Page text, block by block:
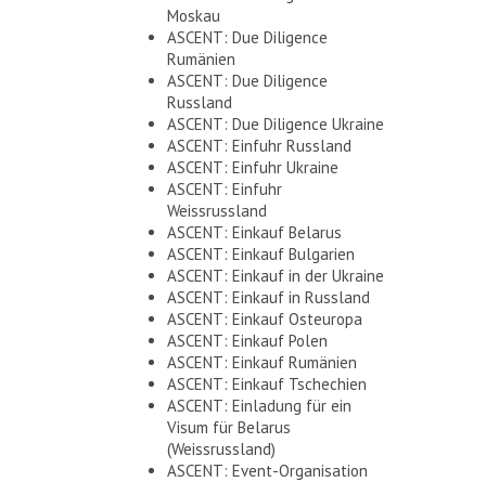
Moskau
ASCENT: Due Diligence
Rumänien
ASCENT: Due Diligence
Russland
ASCENT: Due Diligence Ukraine
ASCENT: Einfuhr Russland
ASCENT: Einfuhr Ukraine
ASCENT: Einfuhr
Weissrussland
ASCENT: Einkauf Belarus
ASCENT: Einkauf Bulgarien
ASCENT: Einkauf in der Ukraine
ASCENT: Einkauf in Russland
ASCENT: Einkauf Osteuropa
ASCENT: Einkauf Polen
ASCENT: Einkauf Rumänien
ASCENT: Einkauf Tschechien
ASCENT: Einladung für ein
Visum für Belarus
(Weissrussland)
ASCENT: Event-Organisation